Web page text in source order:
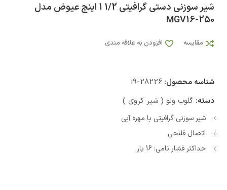
شیر سوزنی دستی گرافیتی 1/2 1 اینچ عیوض مدل
MGV16-250
مقایسه افزودن به علاقه مندی
شناسه محصول: i9-28226
دسته: گلوب ولو ( شیر کروی )
شیر سوزنی گرافیتی با مهره آبی
اتصال فلنحی
حداکثر فشار نامی: 16 بار